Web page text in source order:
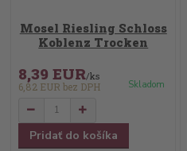
Mosel Riesling Schloss
Koblenz Trocken
8,39 EUR/ks
6,82 EUR bez DPH Skladom
Pridať do košíka